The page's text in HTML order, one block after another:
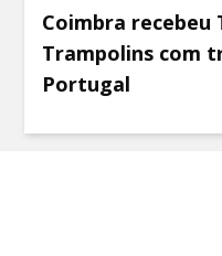
Coimbra recebeu
Trampolins com
Portugal